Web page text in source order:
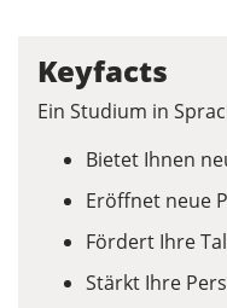
Keyfacts
Ein Studium in
Bietet Ihnen
Eröffnet neue
Fördert Ihre
Stärkt Ihre